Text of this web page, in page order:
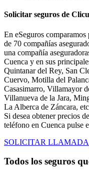
Solicitar seguros de
En eSeguros comparamos
de 70 compañías
una compañía
Cuenca y en sus
Quintanar del Rey, San
Cuervo, Motilla del
Casasimarro, Villamayor
Villanueva de la Jara,
La Alberca de Záncara,
Si desea obtener precios
teléfono en Cuenca
SOLICITAR LLAMADA
Todos los seguros